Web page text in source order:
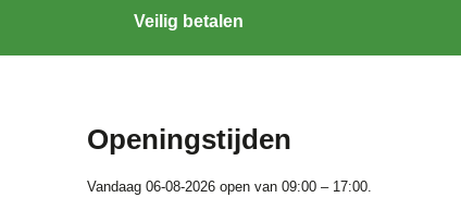
Veilig betalen
Openingstijden
Vandaag 06-08-2026 open van 09:00 – 17:00.